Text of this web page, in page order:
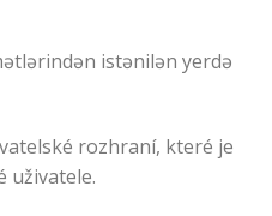
istənilən yerdə
rozhraní, které je
uživatele.